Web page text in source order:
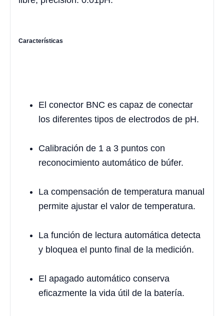
Características
El conector BNC es capaz de conectar
los diferentes tipos de electrodos de pH.
Calibración de 1 a 3 puntos con
reconocimiento automático de búfer.
La compensación de temperatura manual
permite ajustar el valor de temperatura.
La función de lectura automática detecta
y bloquea el punto final de la medición.
El apagado automático conserva
eficazmente la vida útil de la batería.